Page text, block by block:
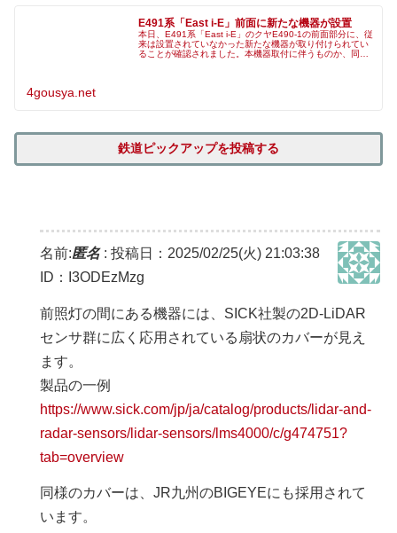
E491系「East i-E」前面に新たな機器が設置
本日、E491系「East i-E」のクヤE490-1の前面部分に、従
来は設置されていなかった新たな機器が取り付けられてい
ることが確認されました。本機器取付に伴うものか、同系
4gousya.net
鉄道ピックアップを投稿する
名前:匿名: 投稿日：2025/02/25(火) 21:03:38
ID：I3ODEzMzg
前照灯の間にある機器には、SICK社製の2D-LiDAR
センサ群に広く応用されている扇状のカバーが見え
ます。
製品の一例
https://www.sick.com/jp/ja/catalog/products/lidar-and-
radar-sensors/lidar-sensors/lms4000/c/g474751?
tab=overview
同様のカバーは、JR九州のBIGEYEにも採用されて
います。